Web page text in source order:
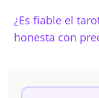
¿Es fiable el
honesta con